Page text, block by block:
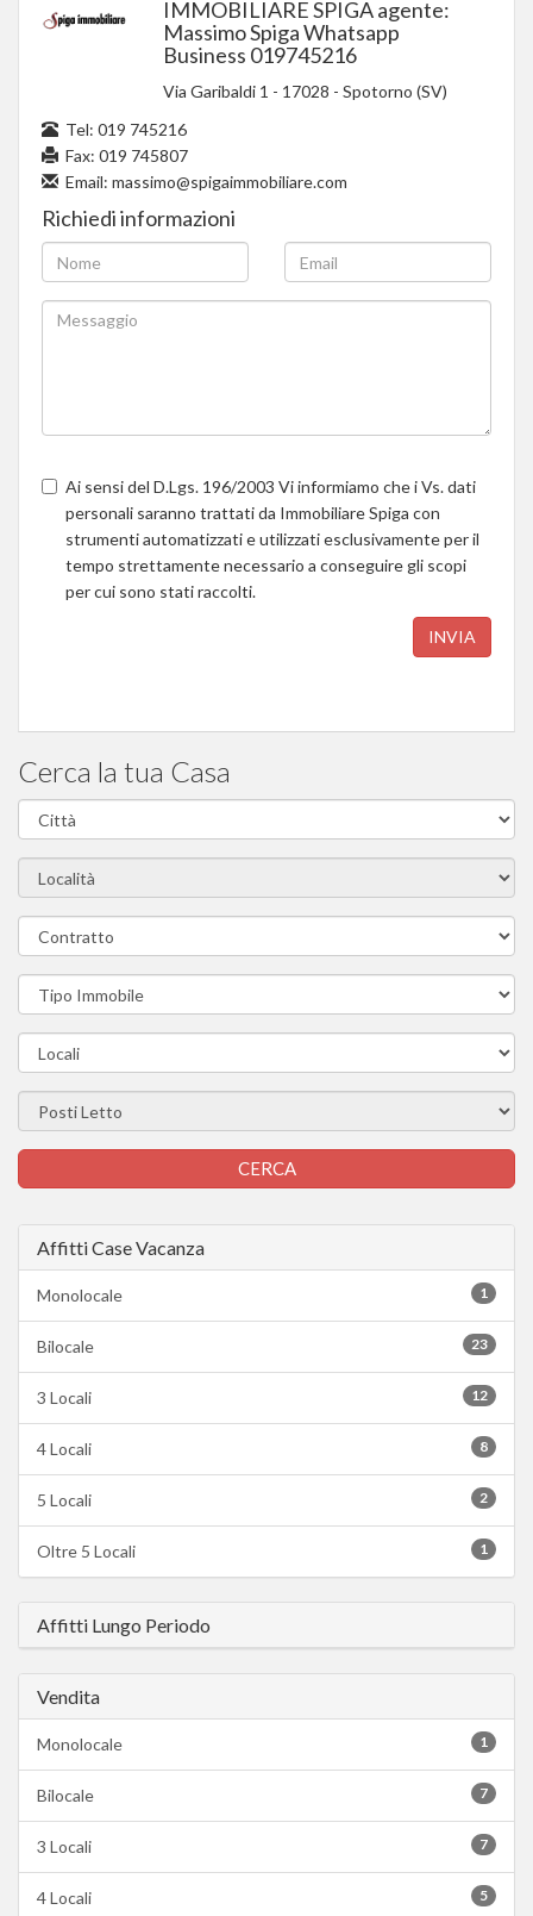
IMMOBILIARE SPIGA agente:
Massimo Spiga Whatsapp
Business 019745216
Via Garibaldi 1 - 17028 - Spotorno (SV)
Tel: 019 745216
Fax: 019 745807
Email: massimo@spigaimmobiliare.com
Richiedi informazioni
Ai sensi del D.Lgs. 196/2003 Vi informiamo che i Vs. dati
personali saranno trattati da Immobiliare Spiga con
strumenti automatizzati e utilizzati esclusivamente per il
tempo strettamente necessario a conseguire gli scopi
per cui sono stati raccolti.
INVIA
Cerca la tua Casa
Affitti Case Vacanza
1
Monolocale
23
Bilocale
12
3 Locali
8
4 Locali
2
5 Locali
1
Oltre 5 Locali
Affitti Lungo Periodo
Vendita
1
Monolocale
7
Bilocale
7
3 Locali
5
4 Locali